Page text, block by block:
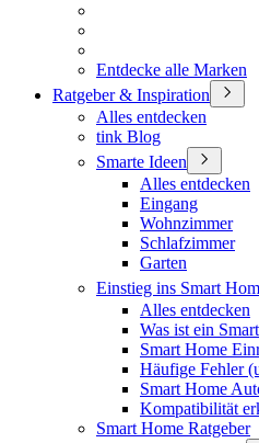
Entdecke alle Marken
Ratgeber & Inspiration
Alles entdecken
tink Blog
Smarte Ideen
Alles entdecken
Eingang
Wohnzimmer
Schlafzimmer
Garten
Einstieg ins Smart
Alles entdecken
Was ist ein
Smart Home
Häufige Fehler
Smart Home
Kompatibilität
Smart Home Ratgeber